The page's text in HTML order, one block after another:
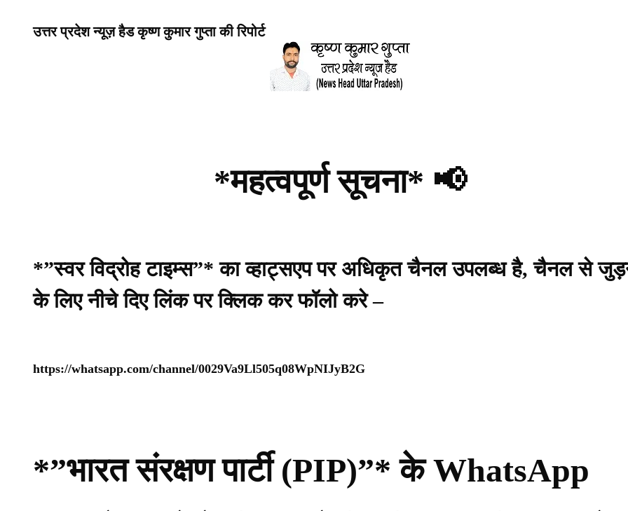
उत्तर प्रदेश न्यूज़ हैड कृष्ण कुमार गुप्ता की रिपोर्ट
*महत्वपूर्ण सूचना* 📢
*”स्वर विद्रोह टाइम्स”* का व्हाट्सएप पर अधिकृत चैनल उपलब्ध है, चैनल से
के लिए नीचे दिए लिंक पर क्लिक कर फॉलो करे –
https://whatsapp.com/channel/0029Va9Ll505q08WpNIJyB2G
*”भारत संरक्षण पार्टी (PIP)”* के WhatsApp